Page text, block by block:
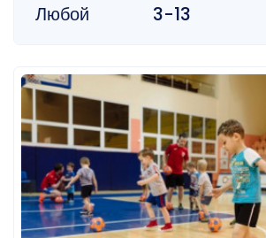
Любой 3-13